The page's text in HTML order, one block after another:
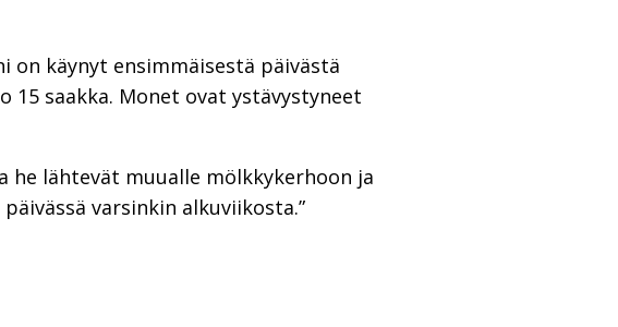
on käynyt ensimmäisestä päivästä
15 saakka. Monet ovat ystävystyneet
he lähtevät muualle mölkkykerhoon ja
varsinkin alkuviikosta.”